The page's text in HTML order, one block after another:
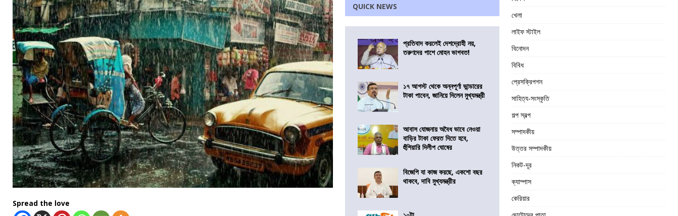
Spread the love
QUICK NEWS
প্রতিবাদ করলেই দেশদ্রোহী নয়,
তরুণদের পাশে মোহন ভাগবত!
১৭ আগস্ট থেকে অন্নপূর্ণা ভান্ডারের
টাকা পাবেন, জানিয়ে দিলেন মুখ্যমন্ত্রী
আবাস যোজনায় অবৈধ ভাবে নেওয়া
বাড়ির টাকা ফেরত দিতে হবে,
হুঁশিয়ারি দিলীপ ঘোষের
বিজেপি যা কাজ করছে, একশো বছর
থাকবে, দাবি মুখ্যমন্ত্রীর
খেলা
লাইফ স্টাইল
বিনোদন
বিবিধ
প্রেসক্রিপশন
সাহিত্য-সংস্কৃতি
গল্প স্বল্প
সম্পাদকীয়
উত্তর সম্পাদকীয়
নিকট-দূর
ক্যাম্পাস
কেরিয়ার